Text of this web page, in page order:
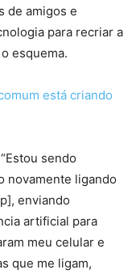
de amigos e
para recriar a
esquema.
está criando
sendo
novamente ligando
enviando
artificial para
meu celular e
que me ligam,